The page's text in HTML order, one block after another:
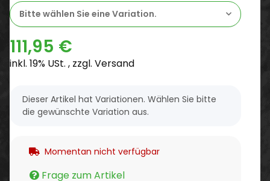
Bitte wählen Sie eine Variation.
111,95 €
inkl. 19% USt. , zzgl. Versand
x
Dieser Artikel hat Variationen. Wählen Sie bitte
die gewünschte Variation aus.
Momentan nicht verfügbar
Frage zum Artikel